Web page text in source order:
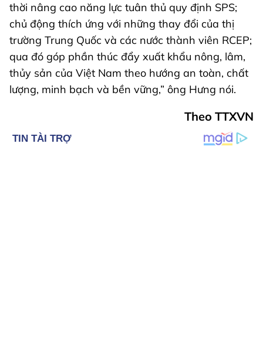
thời nâng cao năng lực tuân thủ quy định SPS;
chủ động thích ứng với những thay đổi của thị
trường Trung Quốc và các nước thành viên RCEP;
qua đó góp phần thúc đẩy xuất khẩu nông, lâm,
thủy sản của Việt Nam theo hướng an toàn, chất
lượng, minh bạch và bền vững,” ông Hưng nói.
Theo TTXVN